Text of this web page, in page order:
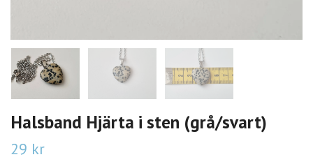
Halsband Hjärta i sten (grå/svart)
29 kr